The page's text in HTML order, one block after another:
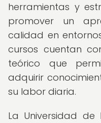
herramientas y
promover un
calidad en
cursos cuentan
teórico que
adquirir
su labor diaria.
La Universidad